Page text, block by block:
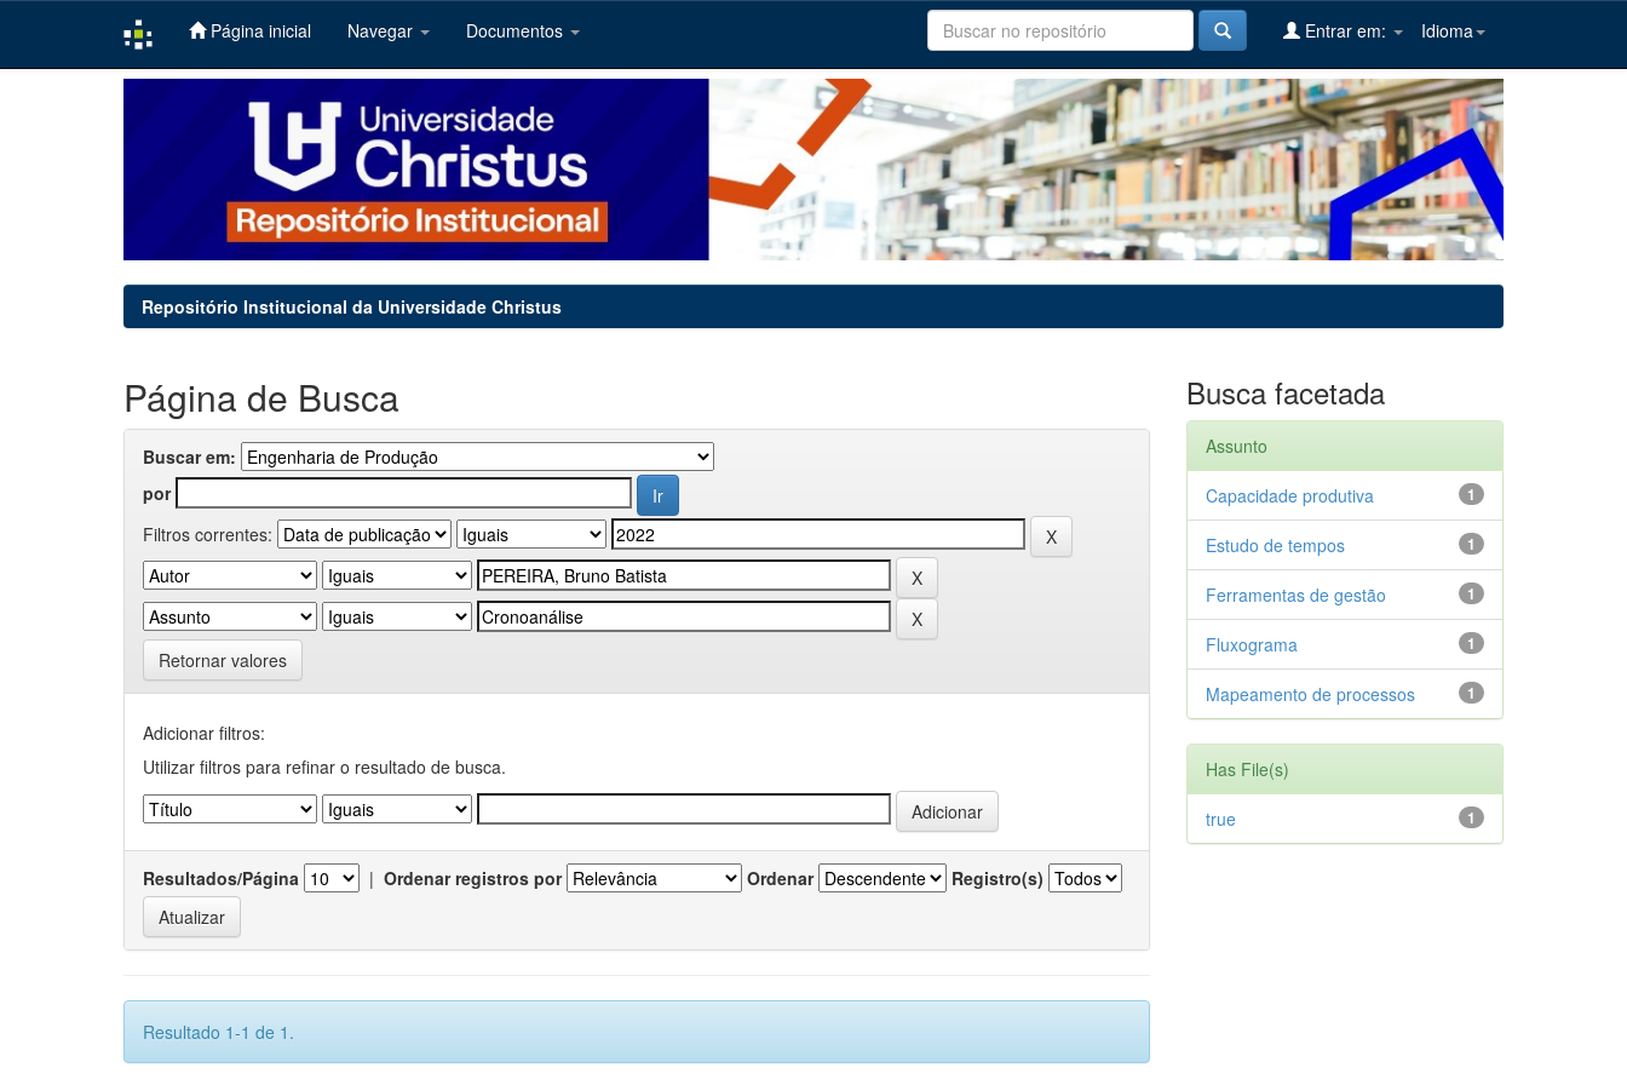
Página inicial Navegar Documentos Idioma
Entrar em:
Repositório Institucional da Universidade Christus
Página de Busca
Buscar em:
por
Filtros correntes:
Retornar valores
Adicionar filtros:
Utilizar filtros para refinar o resultado de busca.
Resultados/Página | Ordenar registros por Ordenar Registro(s)
Resultado 1-1 de 1.
Busca facetada
Assunto
1
Capacidade produtiva
1
Estudo de tempos
1
Ferramentas de gestão
1
Fluxograma
1
Mapeamento de processos
Has File(s)
1
true